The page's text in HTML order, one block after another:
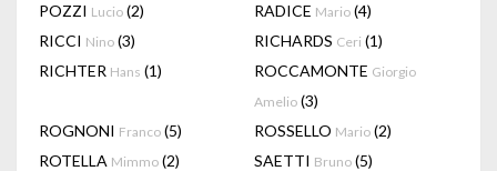
POZZI Lucio (2) RADICE Mario (4)
RICCI Nino (3) RICHARDS Ceri (1)
RICHTER Hans (1) ROCCAMONTE Giorgio
Amelio (3)
ROGNONI Franco (5) ROSSELLO Mario (2)
ROTELLA Mimmo (2) SAETTI Bruno (5)